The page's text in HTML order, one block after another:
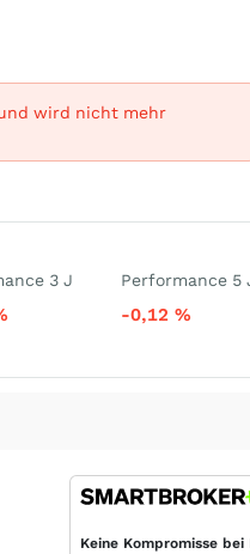
wird nicht mehr
3 J Performance 5
-0,12 %
Keine Kompromisse